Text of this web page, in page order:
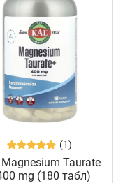
(1)
Magnesium Taurate
mg (180 табл)